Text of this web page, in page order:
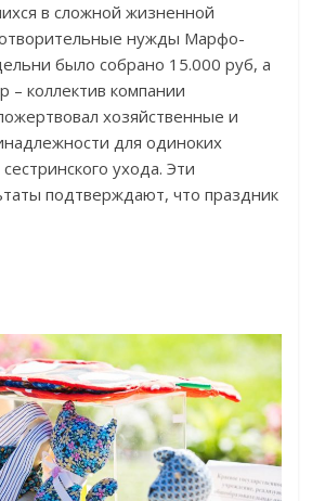
в сложной жизненной
нужды Марфо-
было собрано 15.000 руб, а
– коллектив компании
хозяйственные и
для одиноких
ухода. Эти
подтверждают, что праздник